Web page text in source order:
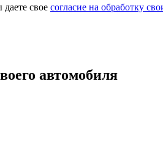
свое согласие на обработку
автомобиля